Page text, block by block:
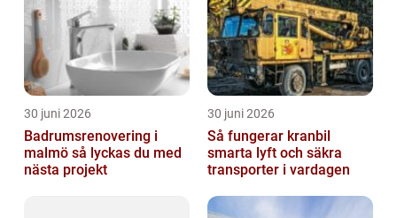
30 juni 2026
Badrumsrenovering i
malmö så lyckas du med
nästa projekt
30 juni 2026
Så fungerar kranbil
smarta lyft och säkra
transporter i vardagen